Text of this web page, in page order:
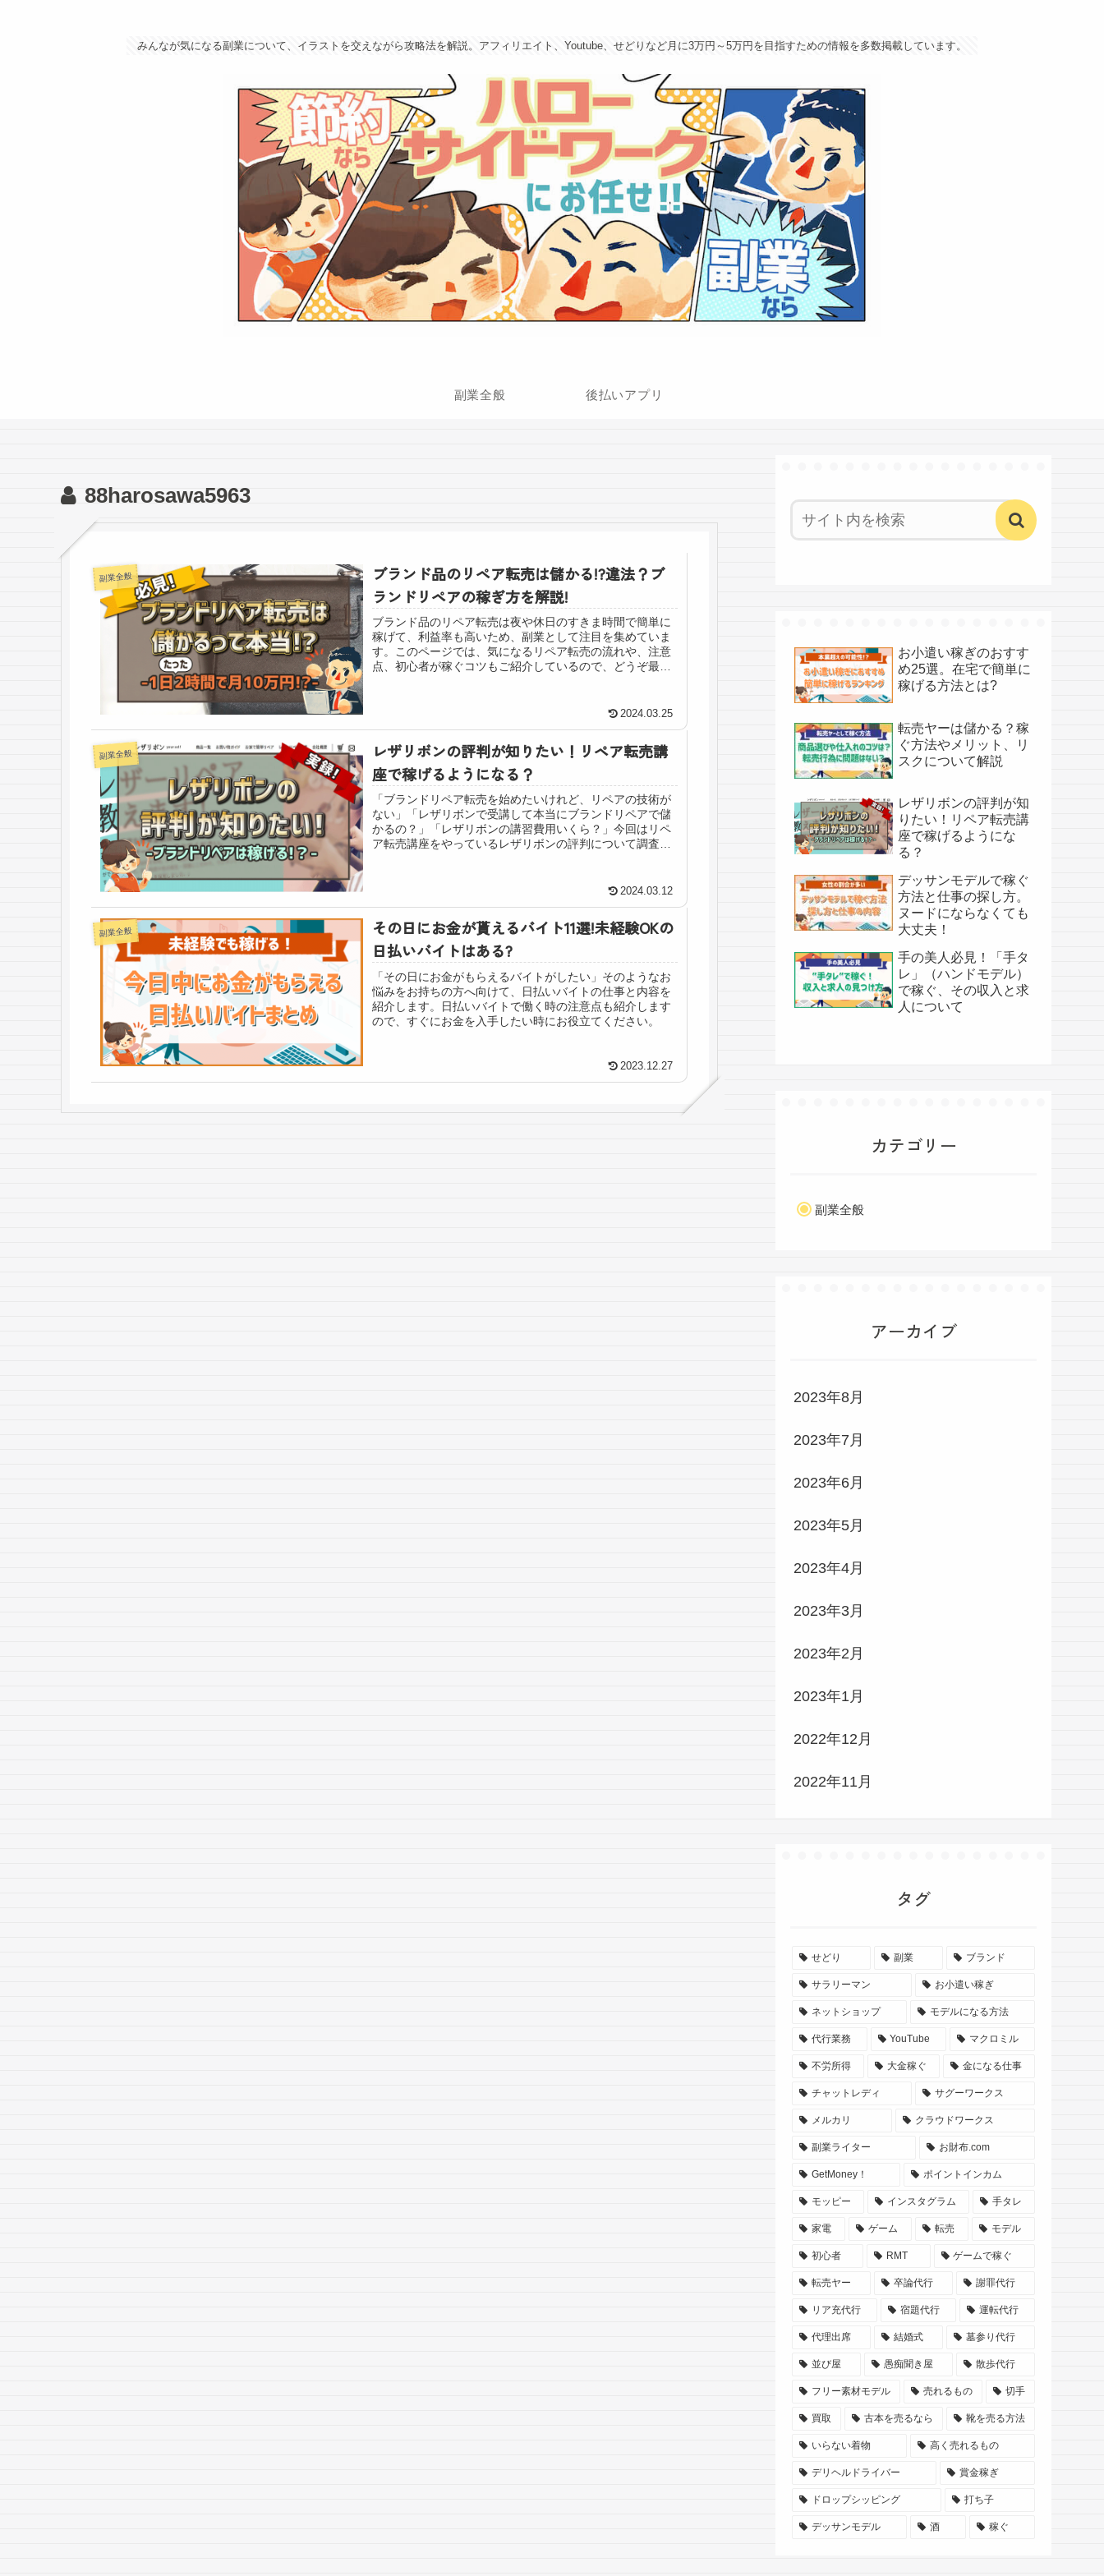
みんなが気になる副業について、イラストを交えながら攻略法を解説。アフィリエイト、Youtube、せどりなど月に3万円～5万円を目指すための情報を多数掲載しています。
副業全般 後払いアプリ
88harosawa5963
副業全般
ブランド品のリペア転売は儲かる!?違法？ブ
ランドリペアの稼ぎ方を解説!
ブランド品のリペア転売は夜や休日のすきま時間で簡単に
稼げて、利益率も高いため、副業として注目を集めていま
す。このページでは、気になるリペア転売の流れや、注意
点、初心者が稼ぐコツもご紹介しているので、どうぞ最後
2024.03.25
副業全般
レザリボンの評判が知りたい！リペア転売講
座で稼げるようになる？
「ブランドリペア転売を始めたいけれど、リペアの技術が
ない」「レザリボンで受講して本当にブランドリペアで儲
かるの？」「レザリボンの講習費用いくら？」今回はリペ
ア転売講座をやっているレザリボンの評判について調査し
2024.03.12
副業全般
その日にお金が貰えるバイト11選!未経験OKの
日払いバイトはある?
「その日にお金がもらえるバイトがしたい」そのようなお
悩みをお持ちの方へ向けて、日払いバイトの仕事と内容を
紹介します。日払いバイトで働く時の注意点も紹介します
ので、すぐにお金を入手したい時にお役立てください。
2023.12.27
お小遣い稼ぎのおすす
め25選。在宅で簡単に
稼げる方法とは?
転売ヤーは儲かる？稼
ぐ方法やメリット、リ
スクについて解説
レザリボンの評判が知
りたい！リペア転売講
座で稼げるようにな
る？
デッサンモデルで稼ぐ
方法と仕事の探し方。
ヌードにならなくても
大丈夫！
手の美人必見！「手タ
レ」（ハンドモデル）
で稼ぐ、その収入と求
人について
カテゴリー
副業全般
アーカイブ
2023年8月
2023年7月
2023年6月
2023年5月
2023年4月
2023年3月
2023年2月
2023年1月
2022年12月
2022年11月
タグ
せどり 副業 ブランド
サラリーマン お小遣い稼ぎ
ネットショップ モデルになる方法
代行業務 YouTube マクロミル
不労所得 大金稼ぐ 金になる仕事
チャットレディ サグーワークス
メルカリ クラウドワークス
副業ライター お財布.com
GetMoney！ ポイントインカム
モッピー インスタグラム 手タレ
家電 ゲーム 転売 モデル
初心者 RMT ゲームで稼ぐ
転売ヤー 卒論代行 謝罪代行
リア充代行 宿題代行 運転代行
代理出席 結婚式 墓参り代行
並び屋 愚痴聞き屋 散歩代行
フリー素材モデル 売れるもの 切手
買取 古本を売るなら 靴を売る方法
いらない着物 高く売れるもの
デリヘルドライバー 賞金稼ぎ
ドロップシッピング 打ち子
デッサンモデル 酒 稼ぐ